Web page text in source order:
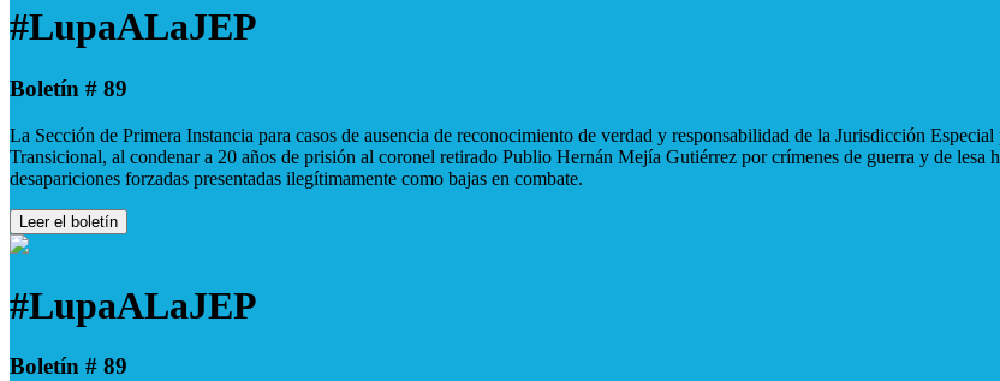
#LupaALaJEP
Boletín # 89
La Sección de Primera Instancia para casos de ausencia de reconocimiento de verdad y responsabilidad de la Jurisdicción
Transicional, al condenar a 20 años de prisión al coronel retirado Publio Hernán Mejía Gutiérrez por crímenes de guerra y de lesa
desapariciones forzadas presentadas ilegítimamente como bajas en combate.
Leer el boletín
#LupaALaJEP
Boletín # 89